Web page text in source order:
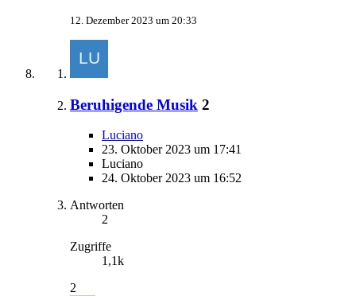
12. Dezember 2023 um 20:33
Beruhigende Musik 2
Luciano
23. Oktober 2023 um 17:41
Luciano
24. Oktober 2023 um 16:52
Antworten
2
Zugriffe
1,1k
2